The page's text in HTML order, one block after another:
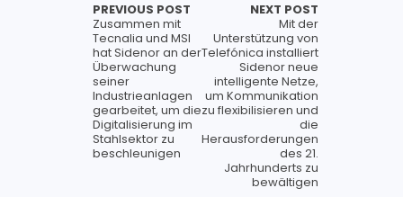
PREVIOUS POST
Zusammen mit
Tecnalia und MSI
hat Sidenor an der
Überwachung
seiner
Industrieanlagen
gearbeitet, um die
Digitalisierung im
Stahlsektor zu
beschleunigen
NEXT POST
Mit der
Unterstützung von
Telefónica installiert
Sidenor neue
intelligente Netze,
um Kommunikation
zu flexibilisieren und
die
Herausforderungen
des 21.
Jahrhunderts zu
bewältigen